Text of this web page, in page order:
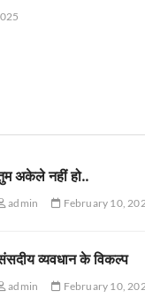
अकेले नहीं हो..
admin February 10,
व्यवधान के विकल्प
admin February 10,